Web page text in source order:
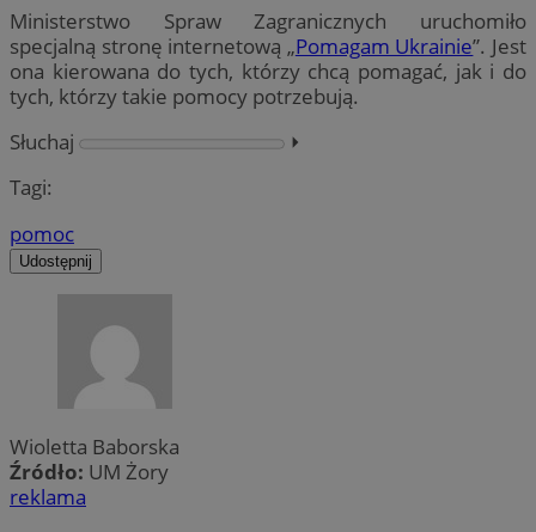
Ministerstwo Spraw Zagranicznych uruchomiło
specjalną stronę internetową „Pomagam Ukrainie”. Jest
ona kierowana do tych, którzy chcą pomagać, jak i do
tych, którzy takie pomocy potrzebują.
Słuchaj
⏵︎
Tagi:
pomoc
Udostępnij
Wioletta Baborska
Źródło: UM Żory
reklama